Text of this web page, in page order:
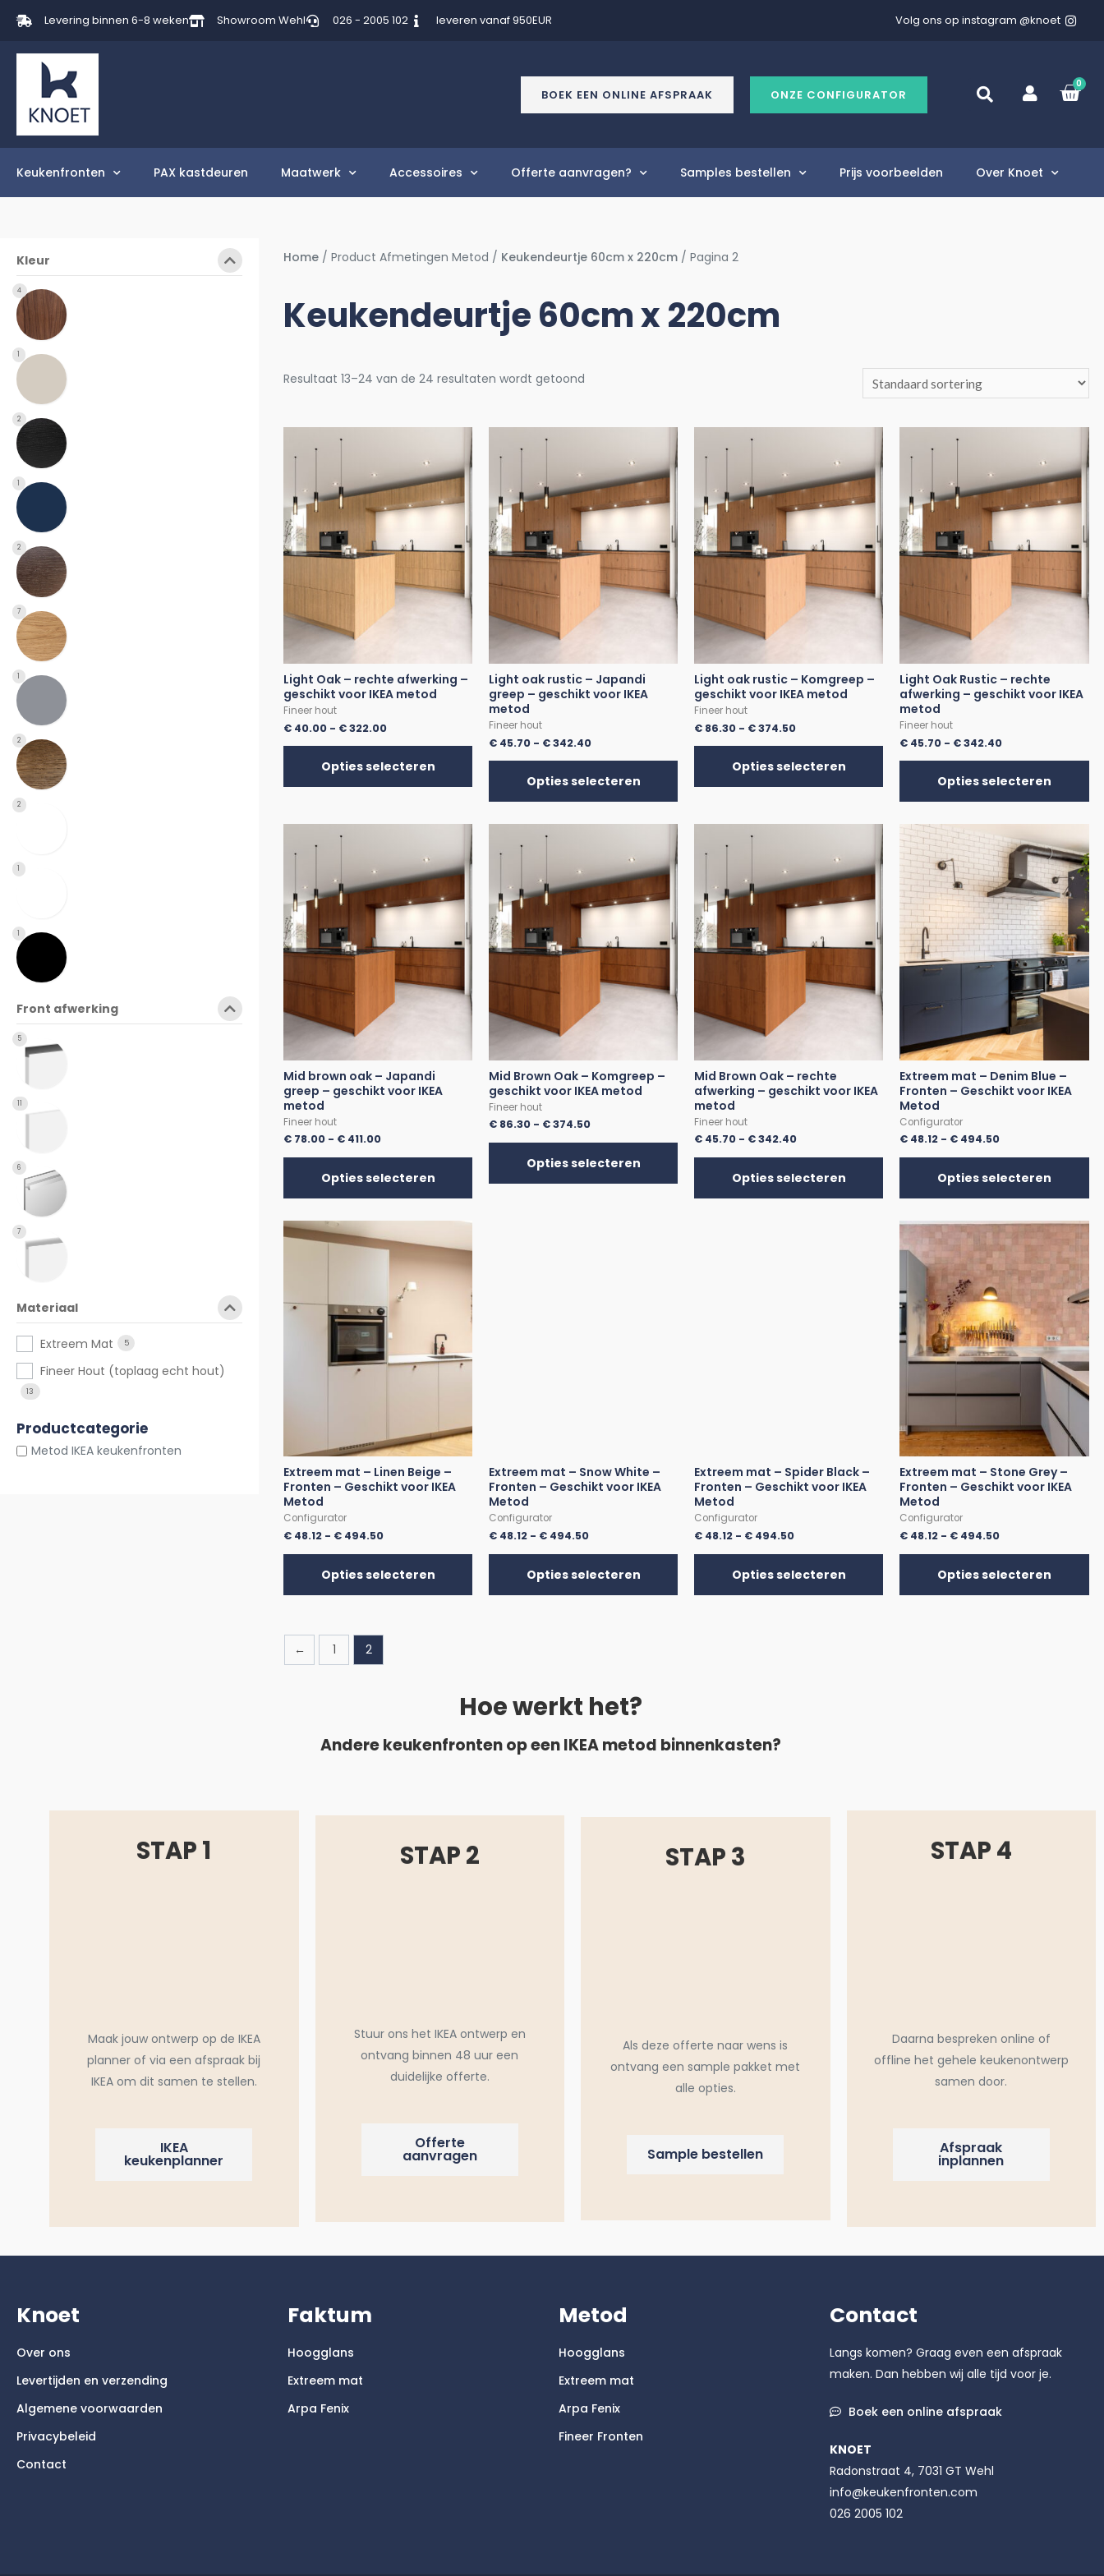
Levering binnen 6-8 weken Showroom Wehl 026 - 2005 102 leveren vanaf 950EUR Volg ons op instagram @knoet
BOEK EEN ONLINE AFSPRAAK ONZE CONFIGURATOR
0
Keukenfronten PAX kastdeuren Maatwerk Accessoires Offerte aanvragen? Samples bestellen Prijs voorbeelden Over Knoet
Kleur
4
1
2
1
2
7
1
2
2
1
1
Front afwerking
5
11
6
7
Materiaal
Extreem Mat 5
Fineer Hout (toplaag echt hout)
13
Productcategorie
Metod IKEA keukenfronten
Home / Product Afmetingen Metod / Keukendeurtje 60cm x 220cm / Pagina 2
Keukendeurtje 60cm x 220cm
Resultaat 13–24 van de 24 resultaten wordt getoond
Light Oak – rechte afwerking –
geschikt voor IKEA metod
Fineer hout
€ 40.00 - €322.00
Opties selecteren
Light oak rustic – Japandi
greep – geschikt voor IKEA
metod
Fineer hout
€ 45.70 - €342.40
Opties selecteren
Light oak rustic – Komgreep –
geschikt voor IKEA metod
Fineer hout
€ 86.30 - €374.50
Opties selecteren
Light Oak Rustic – rechte
afwerking – geschikt voor IKEA
metod
Fineer hout
€ 45.70 - €342.40
Opties selecteren
Mid brown oak – Japandi
greep – geschikt voor IKEA
metod
Fineer hout
€ 78.00 - € 411.00
Opties selecteren
Mid Brown Oak – Komgreep –
geschikt voor IKEA metod
Fineer hout
€ 86.30 - €374.50
Opties selecteren
Mid Brown Oak – rechte
afwerking – geschikt voor IKEA
metod
Fineer hout
€ 45.70 - €342.40
Opties selecteren
Extreem mat – Denim Blue –
Fronten – Geschikt voor IKEA
Metod
Configurator
€ 48.12 - € 494.50
Opties selecteren
Extreem mat – Linen Beige –
Fronten – Geschikt voor IKEA
Metod
Configurator
€ 48.12 - € 494.50
Opties selecteren
Extreem mat – Snow White –
Fronten – Geschikt voor IKEA
Metod
Configurator
€ 48.12 - € 494.50
Opties selecteren
Extreem mat – Spider Black –
Fronten – Geschikt voor IKEA
Metod
Configurator
€ 48.12 - € 494.50
Opties selecteren
Extreem mat – Stone Grey –
Fronten – Geschikt voor IKEA
Metod
Configurator
€ 48.12 - € 494.50
Opties selecteren
← 1 2
Hoe werkt het?
Andere keukenfronten op een IKEA metod binnenkasten?
STAP 1
Maak jouw ontwerp op de IKEA
planner of via een afspraak bij
IKEA om dit samen te stellen.
IKEA
keukenplanner
STAP 2
Stuur ons het IKEA ontwerp en
ontvang binnen 48 uur een
duidelijke offerte.
Offerte
aanvragen
STAP 3
Als deze offerte naar wens is
ontvang een sample pakket met
alle opties.
Sample bestellen
STAP 4
Daarna bespreken online of
offline het gehele keukenontwerp
samen door.
Afspraak
inplannen
Knoet
Over ons
Levertijden en verzending
Algemene voorwaarden
Privacybeleid
Contact
Faktum
Hoogglans
Extreem mat
Arpa Fenix
Metod
Hoogglans
Extreem mat
Arpa Fenix
Fineer Fronten
Contact
Langs komen? Graag even een afspraak
maken. Dan hebben wij alle tijd voor je.
Boek een online afspraak
KNOET
Radonstraat 4, 7031 GT Wehl
info@keukenfronten.com
026 2005 102